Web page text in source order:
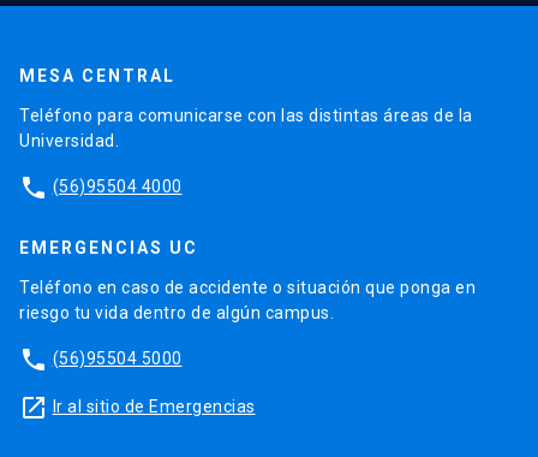
MESA CENTRAL
Teléfono para comunicarse con las distintas áreas de la
Universidad.
phone (56)95504 4000
EMERGENCIAS UC
Teléfono en caso de accidente o situación que ponga en
riesgo tu vida dentro de algún campus.
phone (56)95504 5000
launch Ir al sitio de Emergencias